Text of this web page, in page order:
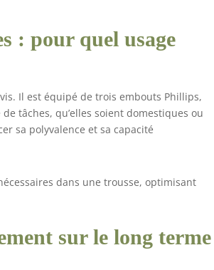
: pour quel usage
Il est équipé de trois embouts Phillips,
tâches, qu’elles soient domestiques ou
sa polyvalence et sa capacité
dans une trousse, optimisant
sur le long terme